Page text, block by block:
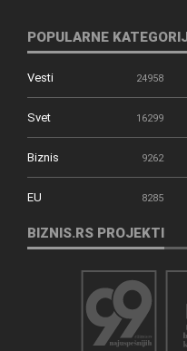
POPULARNE
Vesti 24958
Svet 16299
Biznis 9262
EU 8285
BIZNIS.RS PROJEKTI